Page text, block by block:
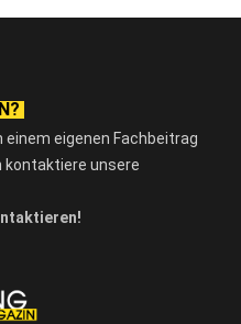
einem eigenen Fachbeitrag
kontaktiere unsere